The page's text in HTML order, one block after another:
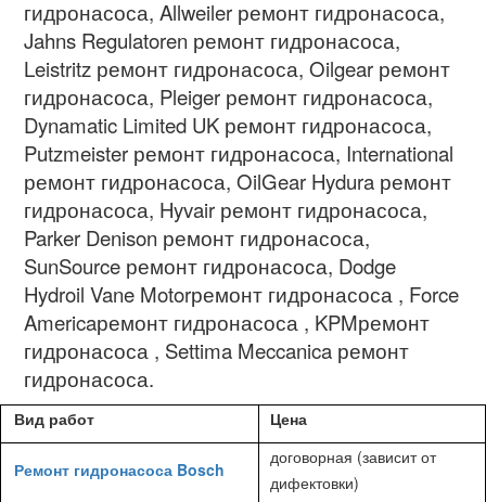
гидронасоса, Allweiler ремонт гидронасоса,
Jahns Regulatoren ремонт гидронасоса,
Leistritz ремонт гидронасоса, Oilgear ремонт
гидронасоса, Pleiger ремонт гидронасоса,
Dynamatic Limited UK ремонт гидронасоса,
Putzmeister ремонт гидронасоса, International
ремонт гидронасоса, OilGear Hydura ремонт
гидронасоса, Hyvair ремонт гидронасоса,
Parker Denison ремонт гидронасоса,
SunSource ремонт гидронасоса, Dodge
Hydroil Vane Motorремонт гидронасоса , Force
Americaремонт гидронасоса , KPMремонт
гидронасоса , Settima Meccanica ремонт
гидронасоса.
Вид работ Цена
Ремонт гидронасоса Bosch
договорная (зависит от
дифектовки)